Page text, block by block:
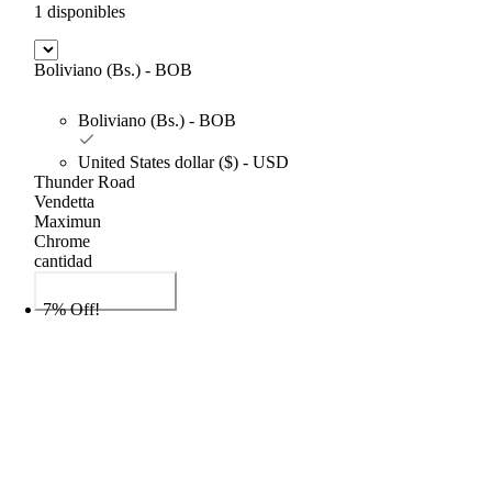
1 disponibles
Boliviano (Bs.) - BOB
Boliviano (Bs.) - BOB
United States dollar ($) - USD
Thunder Road
Vendetta
Maximun
Chrome
cantidad
7% Off!